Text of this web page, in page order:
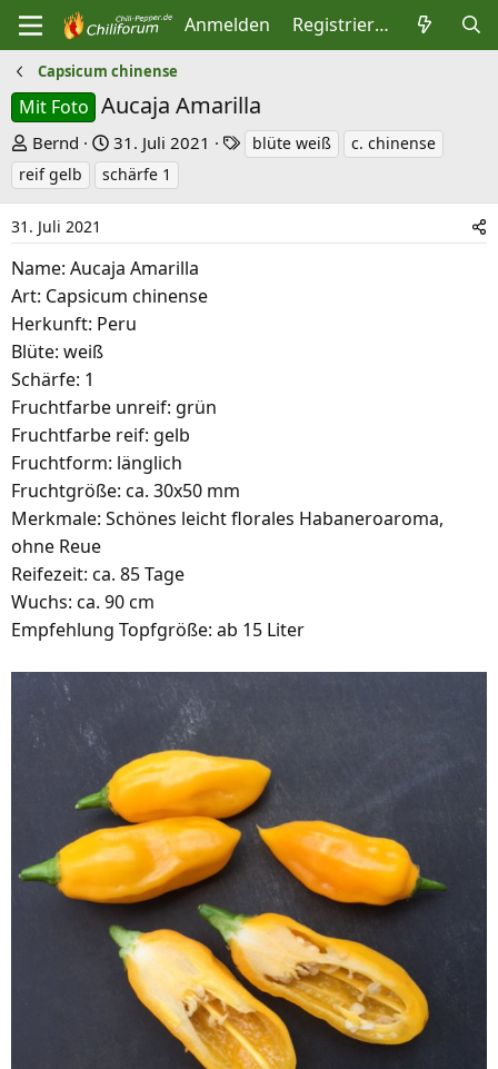
Anmelden Registrieren
Capsicum chinense
Mit Foto Aucaja Amarilla
E
r
s
e
l
l
e
r
Bernd
E
r
s
e
l
l
t
31. Juli 2021
a
blüte weiß
c. chinense
reif gelb
schärfe 1
31. Juli 2021
Name: Aucaja Amarilla
Art: Capsicum chinense
Herkunft: Peru
Blüte: weiß
Schärfe: 1
Fruchtfarbe unreif: grün
Fruchtfarbe reif: gelb
Fruchtform: länglich
Fruchtgröße: ca. 30x50 mm
Merkmale: Schönes leicht florales Habaneroaroma,
ohne Reue
Reifezeit: ca. 85 Tage
Wuchs: ca. 90 cm
Empfehlung Topfgröße: ab 15 Liter